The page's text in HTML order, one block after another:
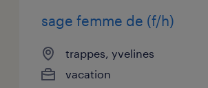
sage femme de (f/h)
trappes, yvelines
vacation